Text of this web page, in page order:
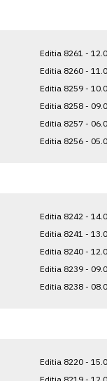
Editia 8261 -
Editia 8260 -
Editia 8259 -
Editia 8258 -
Editia 8257 -
Editia 8256 -
Editia 8242 -
Editia 8241 -
Editia 8240 -
Editia 8239 -
Editia 8238 -
Editia 8220 -
Editia 8219 -